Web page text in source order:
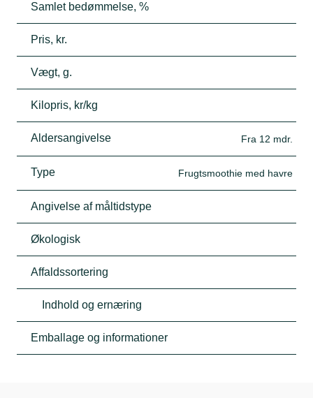
Samlet bedømmelse, %
Pris, kr.
Vægt, g.
Kilopris, kr/kg
Aldersangivelse Fra 12 mdr.
Type Frugtsmoothie med havre
Angivelse af måltidstype
Økologisk
Affaldssortering
Indhold og ernæring
Emballage og informationer